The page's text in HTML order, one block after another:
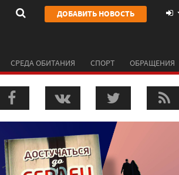
ДОБАВИТЬ НОВОСТЬ
СРЕДА ОБИТАНИЯ СПОРТ ОБРАЩЕНИЯ